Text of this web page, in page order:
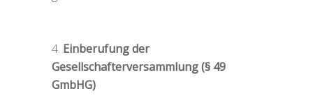
Einberufung der
Gesellschafterversammlung (§ 49
GmbHG)